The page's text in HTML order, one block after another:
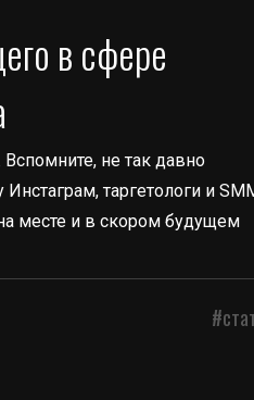
в сфере
не так давно
таргетологи и
месте и в скором будущем